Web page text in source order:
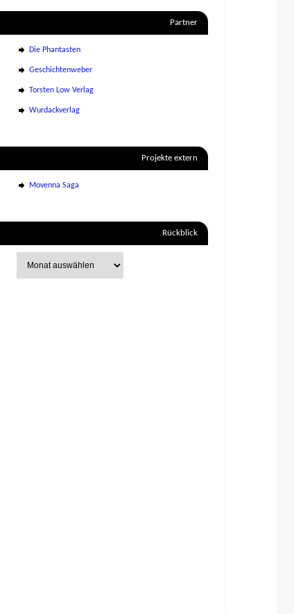
Partner
Die Phantasten
Geschichtenweber
Torsten Low Verlag
Wurdackverlag
Projekte extern
Movenna Saga
Rückblick